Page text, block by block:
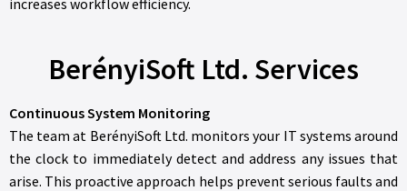
increases workflow efficiency.
BerényiSoft Ltd. Services
Continuous System Monitoring
The team at BerényiSoft Ltd. monitors your IT systems around
the clock to immediately detect and address any issues that
arise. This proactive approach helps prevent serious faults and